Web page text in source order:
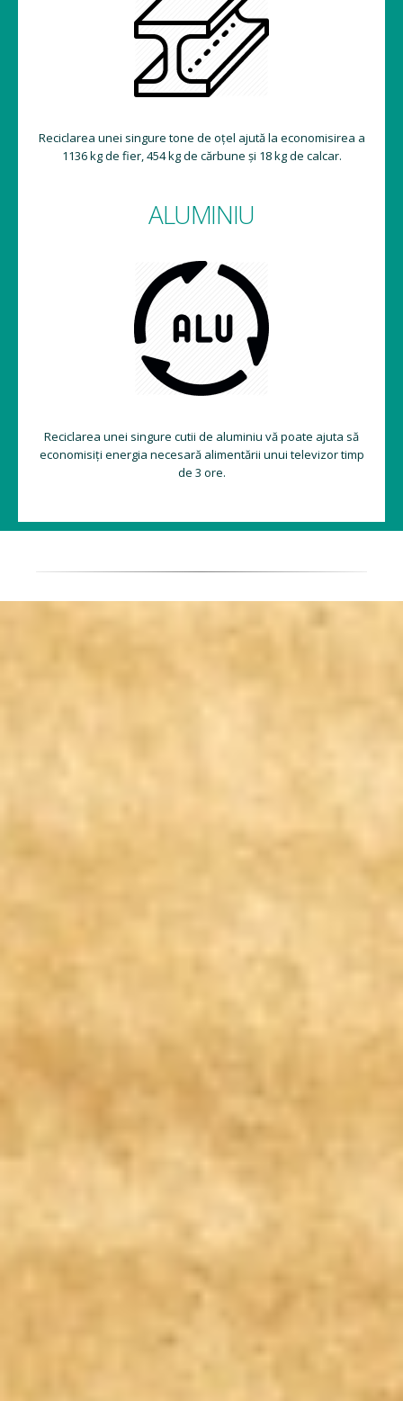
Reciclarea unei singure tone de oțel ajută la economisirea a
1136 kg de fier, 454 kg de cărbune și 18 kg de calcar.
ALUMINIU
Reciclarea unei singure cutii de aluminiu vă poate ajuta să
economisiți energia necesară alimentării unui televizor timp
de 3 ore.